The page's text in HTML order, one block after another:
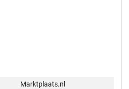
Marktplaats.nl